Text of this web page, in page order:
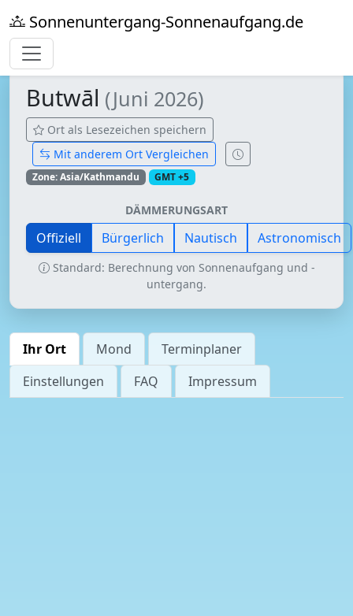
Sonnenuntergang-Sonnenaufgang.de
Butwāl (Juni 2026)
Ort als Lesezeichen speichern
Mit anderem Ort Vergleichen
Zone: Asia/Kathmandu GMT +5
DÄMMERUNGSART
Offiziell Bürgerlich Nautisch Astronomisch
Standard: Berechnung von Sonnenaufgang und -
untergang.
Ihr Ort Mond
Terminplaner
Einstellungen
FAQ Impressum